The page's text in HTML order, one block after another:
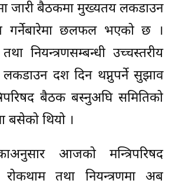
जारी बैठकमा मुख्यतय लकडाउन
गर्नेबारेमा छलफल भएको छ ।
नियन्त्रणसम्बन्धी उच्चस्तरीय
दश दिन थप्नुपर्ने सुझाव
बैठक बस्नुअघि समितिको
बसेको थियो ।
आजको मन्त्रिपरिषद
रोकथाम तथा नियन्त्रणमा अब